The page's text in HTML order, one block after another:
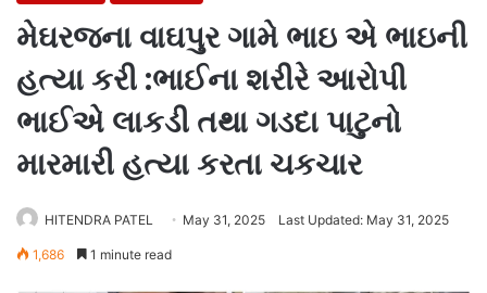
મેઘરજના વાઘપુર ગામે ભાઇ એ ભાઇની
હત્યા કરી :ભાઈના શરીરે આરોપી
ભાઈએ લાકડી તથા ગડદા પાટુનો
મારમારી હત્યા કરતા ચકચાર
HITENDRA PATEL May 31, 2025 Last Updated: May 31, 2025
1,686 1 minute read